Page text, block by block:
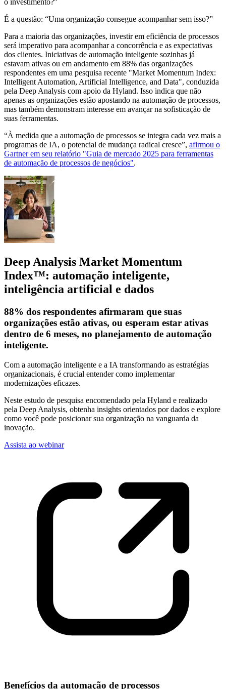
o investimento?"
É a questão: “Uma organização consegue acompanhar sem isso?”
Para a maioria das organizações, investir em eficiência de processos
será imperativo para acompanhar a concorrência e as expectativas
dos clientes. Iniciativas de automação inteligente sozinhas já
estavam ativas ou em andamento em 88% das organizações
respondentes em uma pesquisa recente "Market Momentum Index:
Intelligent Automation, Artificial Intelligence, and Data", conduzida
pela Deep Analysis com apoio da Hyland. Isso indica que não
apenas as organizações estão apostando na automação de processos,
mas também demonstram interesse em avançar na sofisticação de
suas ferramentas.
“À medida que a automação de processos se integra cada vez mais a
programas de IA, o potencial de mudança radical cresce”, afirmou o
Gartner em seu relatório "Guia de mercado 2025 para ferramentas
de automação de processos de negócios".
Deep Analysis Market Momentum
Index™: automação inteligente,
inteligência artificial e dados
88% dos respondentes afirmaram que suas
organizações estão ativas, ou esperam estar ativas
dentro de 6 meses, no planejamento de automação
inteligente.
Com a automação inteligente e a IA transformando as estratégias
organizacionais, é crucial entender como implementar
modernizações eficazes.
Neste estudo de pesquisa encomendado pela Hyland e realizado
pela Deep Analysis, obtenha insights orientados por dados e explore
como você pode posicionar sua organização na vanguarda da
inovação.
Assista ao webinar
Benefícios da automação de processos